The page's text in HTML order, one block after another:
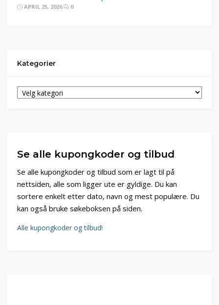
APRIL 25, 2026 0
Kategorier
Se alle kupongkoder og tilbud
Se alle kupongkoder og tilbud som er lagt til på
nettsiden, alle som ligger ute er gyldige. Du kan
sortere enkelt etter dato, navn og mest populære. Du
kan også bruke søkeboksen på siden.
Alle kupongkoder og tilbud!